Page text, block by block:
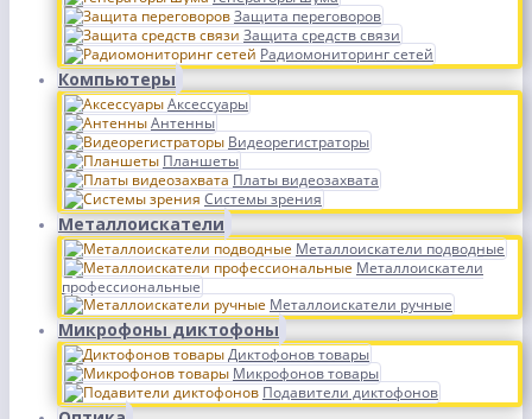
Защита переговоров
Защита средств связи
Радиомониторинг сетей
Компьютеры
Аксессуары
Антенны
Видеорегистраторы
Планшеты
Платы видеозахвата
Системы зрения
Металлоискатели
Металлоискатели подводные
Металлоискатели
профессиональные
Металлоискатели ручные
Микрофоны диктофоны
Диктофонов товары
Микрофонов товары
Подавители диктофонов